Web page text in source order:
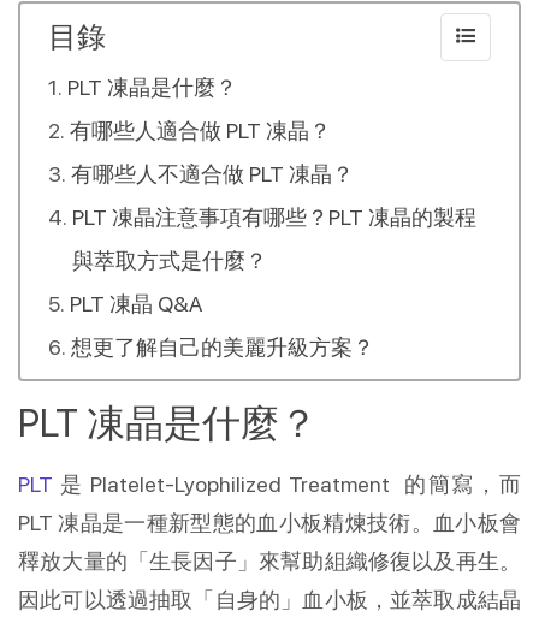
目錄
PLT 凍晶是什麼？
有哪些人適合做 PLT 凍晶？
有哪些人不適合做 PLT 凍晶？
PLT 凍晶注意事項有哪些？PLT 凍晶的製程
與萃取方式是什麼？
PLT 凍晶 Q&A
想更了解自己的美麗升級方案？
PLT 凍晶是什麼？
PLT 是 Platelet-Lyophilized Treatment 的簡寫，而
PLT 凍晶是一種新型態的血小板精煉技術。血小板會
釋放大量的「生長因子」來幫助組織修復以及再生。
因此可以透過抽取「自身的」血小板，並萃取成結晶